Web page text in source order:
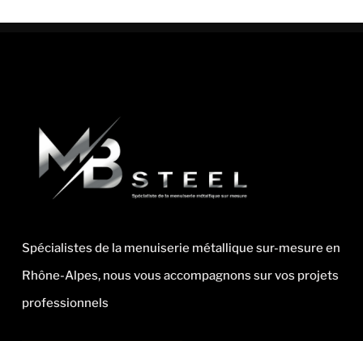
Spécialistes de la menuiserie métallique sur-mesure en
Rhône-Alpes, nous vous accompagnons sur vos projets
professionnels